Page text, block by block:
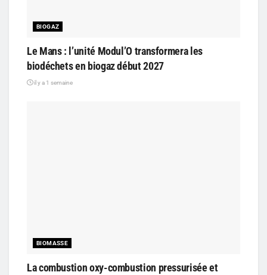
BIOGAZ
Le Mans : l’unité Modul’O transformera les
biodéchets en biogaz début 2027
il y a 1 semaine
BIOMASSE
La combustion oxy-combustion pressurisée et